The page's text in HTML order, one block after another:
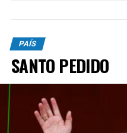
PAÍS
SANTO PEDIDO